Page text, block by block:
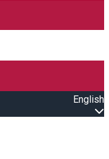
English